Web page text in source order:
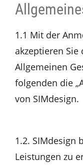
1.1 Mit der
akzeptieren
Allgemeinen
folgenden die
von SIMdesign.
1.2. SIMdesign
Leistungen zu